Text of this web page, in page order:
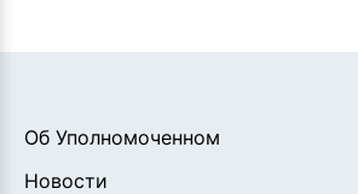
Об Уполномоченном
Новости